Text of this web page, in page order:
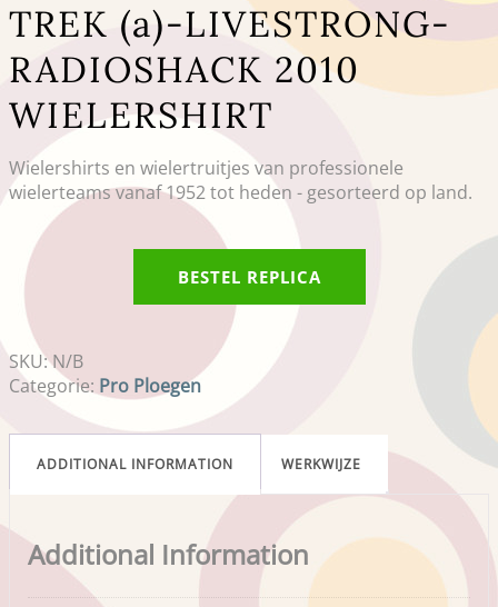
TREK (a)-LIVESTRONG-
RADIOSHACK 2010
WIELERSHIRT
Wielershirts en wielertruitjes van professionele
wielerteams vanaf 1952 tot heden - gesorteerd op land.
BESTEL REPLICA
SKU:N/B
Categorie: Pro Ploegen
ADDITIONAL INFORMATION WERKWIJZE
Additional Information